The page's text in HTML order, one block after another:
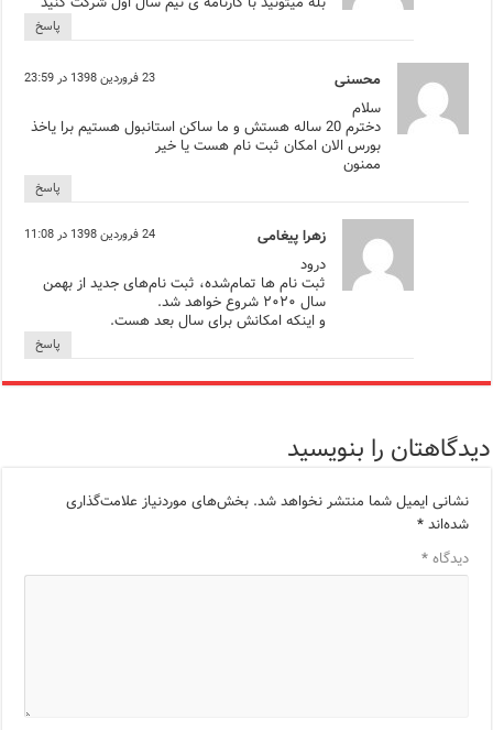
پاسخ
محسنی 23 فروردین 1398 در 23:59
سلام
دخترم 20 ساله هستش و ما ساکن استانبول هستیم برا یاخذ
بورس الان امکان ثبت نام هست یا خیر
ممنون
پاسخ
زهرا پیغامی 24 فروردین 1398 در 11:08
درود
ثبت نام ها تمام‌شده، ثبت نام‌های جدید از بهمن
سال ۲۰۲۰ شروع خواهد شد.
و اینکه امکانش برای سال بعد هست.
پاسخ
دیدگاهتان را بنویسید
نشانی ایمیل شما منتشر نخواهد شد. بخش‌های موردنیاز علامت‌گذاری
شده‌اند*
دیدگاه*